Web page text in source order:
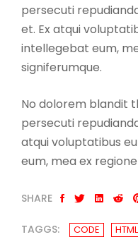
persecuti
et. Ex atqui
intellegebat eum,
signiferumque.
No dolorem blandit
persecuti
atqui voluptatibus
eum, mea ex
SHARE
TAGGS: CODE HTML